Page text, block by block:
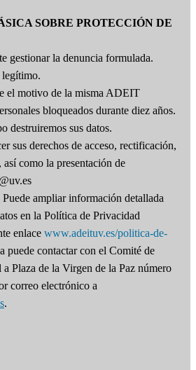
SOBRE PROTECCIÓN DE
gestionar la denuncia formulada.
legítimo.
el motivo de la misma ADEIT
bloqueados durante diez años.
destruiremos sus datos.
sus derechos de acceso, rectificación,
como la presentación de
Puede ampliar información detallada
en la Política de Privacidad
enlace www.adeituv.es/politica-de-
puede contactar con el Comité de
Plaza de la Virgen de la Paz número
correo electrónico a
.